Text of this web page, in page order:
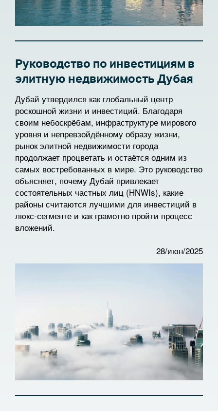
Руководство по инвестициям в
элитную недвижимость Дубая
Дубай утвердился как глобальный центр
роскошной жизни и инвестиций. Благодаря
своим небоскрёбам, инфраструктуре мирового
уровня и непревзойдённому образу жизни,
рынок элитной недвижимости города
продолжает процветать и остаётся одним из
самых востребованных в мире. Это руководство
объясняет, почему Дубай привлекает
состоятельных частных лиц (HNWIs), какие
районы считаются лучшими для инвестиций в
люкс-сегменте и как грамотно пройти процесс
вложений.
28/июн/2025